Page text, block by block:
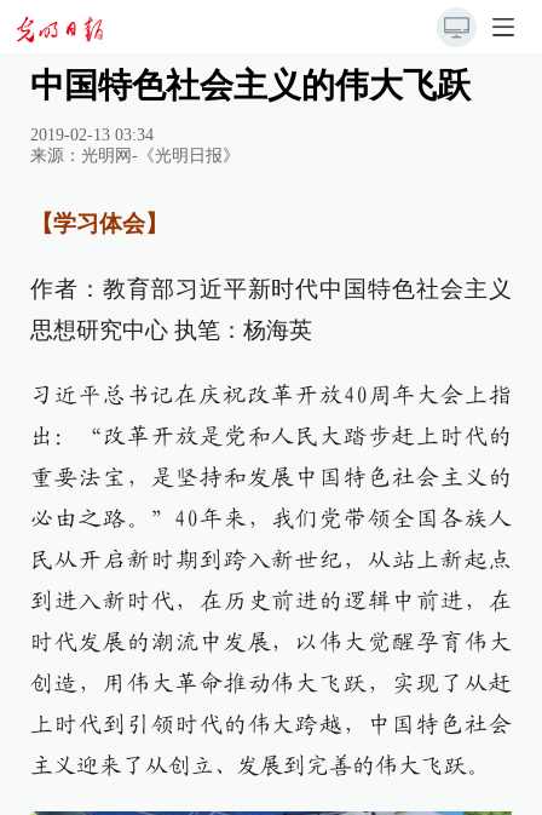
中国特色社会主义的伟大飞跃
2019-02-13 03:34
来源： 光明网-《光明日报》
【学习体会】
作者：教育部习近平新时代中国特色社会主义
思想研究中心 执笔：杨海英
习近平总书记在庆祝改革开放40周年大会上指
出：“改革开放是党和人民大踏步赶上时代的
重要法宝，是坚持和发展中国特色社会主义的
必由之路。”40年来，我们党带领全国各族人
民从开启新时期到跨入新世纪，从站上新起点
到进入新时代，在历史前进的逻辑中前进，在
时代发展的潮流中发展，以伟大觉醒孕育伟大
创造，用伟大革命推动伟大飞跃，实现了从赶
上时代到引领时代的伟大跨越，中国特色社会
主义迎来了从创立、发展到完善的伟大飞跃。